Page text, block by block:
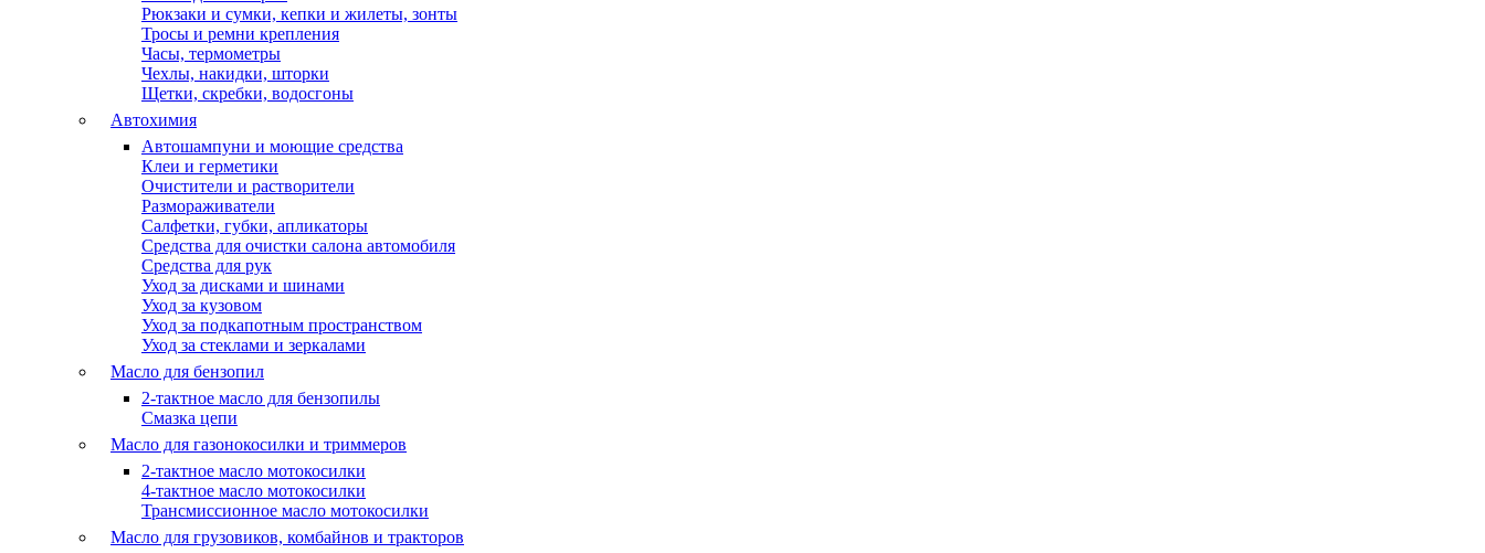
Рюкзаки и сумки, кепки и жилеты, зонты
Тросы и ремни крепления
Часы, термометры
Чехлы, накидки, шторки
Щетки, скребки, водосгоны
Автохимия
Автошампуни и моющие средства
Клеи и герметики
Очистители и растворители
Размораживатели
Салфетки, губки, апликаторы
Средства для очистки салона автомобиля
Средства для рук
Уход за дисками и шинами
Уход за кузовом
Уход за подкапотным пространством
Уход за стеклами и зеркалами
Масло для бензопил
2-тактное масло для бензопилы
Cмазка цепи
Масло для газонокосилки и триммеров
2-тактное масло мотокосилки
4-тактное масло мотокосилки
Трансмиссионное масло мотокосилки
Масло для грузовиков, комбайнов и тракторов